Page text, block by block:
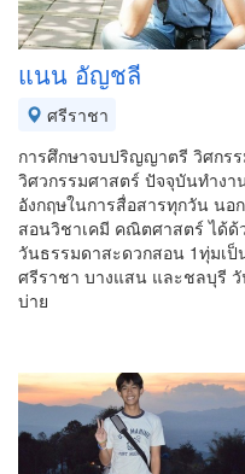
แนน อัญชลี
ศรีราชา
การศึกษาจบปริญญาตรี วิศกร
วิศวกรรมศาสตร์ ปัจจุบันทำง
อังกฤษในการสื่อสารทุกวัน นอ
สอนวิชาเคมี คณิตศาสตร์ ได้ด้
วันธรรมดาสะดวกสอน 1ทุ่มเ
ศรีราชา บางแสน และชลบุรี
บ่าย